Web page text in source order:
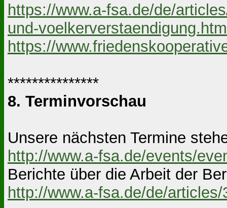
https://www.a-fsa.de/de/
und-voelkerverstaendigung.htm
https://
***************
8. Terminvorschau
Unsere nächsten Termine
http://www.a-fsa.de/events/
Berichte über die Arbeit der
http://www.a-fsa.de/de/